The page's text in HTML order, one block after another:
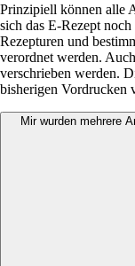
Prinzipiell können alle
sich das E-Rezept
Rezepturen und
verordnet werden.
verschrieben werden.
bisherigen Vordrucken
Mir wurden mehrere